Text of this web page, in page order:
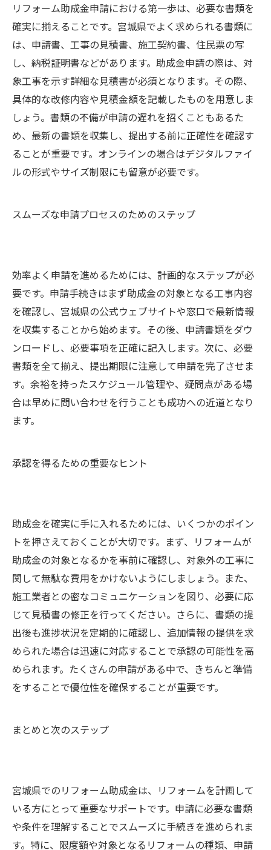
リフォーム助成金申請における第一歩は、必要な書類を
確実に揃えることです。宮城県でよく求められる書類に
は、申請書、工事の見積書、施工契約書、住民票の写
し、納税証明書などがあります。助成金申請の際は、対
象工事を示す詳細な見積書が必須となります。その際、
具体的な改修内容や見積金額を記載したものを用意しま
しょう。書類の不備が申請の遅れを招くこともあるた
め、最新の書類を収集し、提出する前に正確性を確認す
ることが重要です。オンラインの場合はデジタルファイ
ルの形式やサイズ制限にも留意が必要です。
スムーズな申請プロセスのためのステップ
効率よく申請を進めるためには、計画的なステップが必
要です。申請手続きはまず助成金の対象となる工事内容
を確認し、宮城県の公式ウェブサイトや窓口で最新情報
を収集することから始めます。その後、申請書類をダウ
ンロードし、必要事項を正確に記入します。次に、必要
書類を全て揃え、提出期限に注意して申請を完了させま
す。余裕を持ったスケジュール管理や、疑問点がある場
合は早めに問い合わせを行うことも成功への近道となり
ます。
承認を得るための重要なヒント
助成金を確実に手に入れるためには、いくつかのポイン
トを押さえておくことが大切です。まず、リフォームが
助成金の対象となるかを事前に確認し、対象外の工事に
関して無駄な費用をかけないようにしましょう。また、
施工業者との密なコミュニケーションを図り、必要に応
じて見積書の修正を行ってください。さらに、書類の提
出後も進捗状況を定期的に確認し、追加情報の提供を求
められた場合は迅速に対応することで承認の可能性を高
められます。たくさんの申請がある中で、きちんと準備
をすることで優位性を確保することが重要です。
まとめと次のステップ
宮城県でのリフォーム助成金は、リフォームを計画して
いる方にとって重要なサポートです。申請に必要な書類
や条件を理解することでスムーズに手続きを進められま
す。特に、限度額や対象となるリフォームの種類、申請